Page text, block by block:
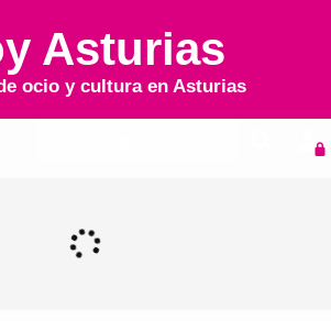
Asturias
ocio y cultura en Asturias